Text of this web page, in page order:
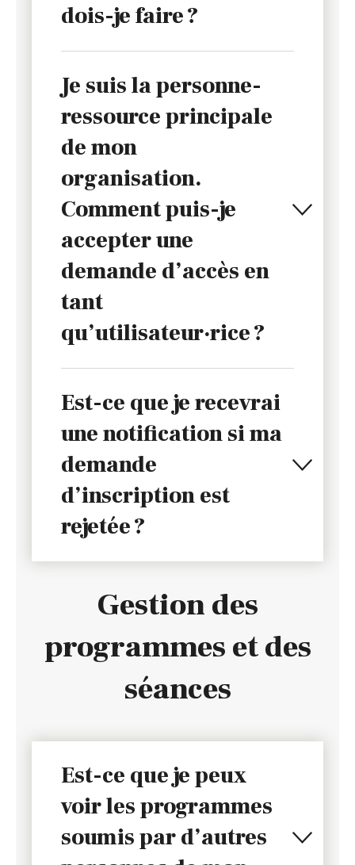
dois-je faire ?
Je suis la personne-
ressource principale
de mon
organisation.
Comment puis-je
accepter une
demande d’accès en
tant
qu’utilisateur·rice ?
Est-ce que je recevrai
une notification si ma
demande
d’inscription est
rejetée ?
Gestion des
programmes et des
séances
Est-ce que je peux
voir les programmes
soumis par d’autres